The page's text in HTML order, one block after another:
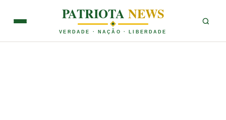
PATRIOTANEWS
VERDADE · NAÇÃO · LIBERDADE